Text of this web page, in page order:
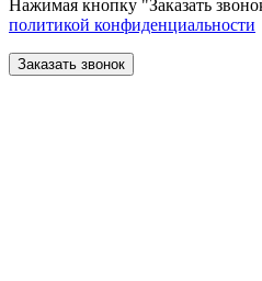
Нажимая кнопку "Заказать
политикой конфиденциальности